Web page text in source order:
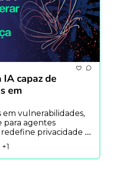
capaz de
em
em vulnerabilidades,
para agentes
privacidade